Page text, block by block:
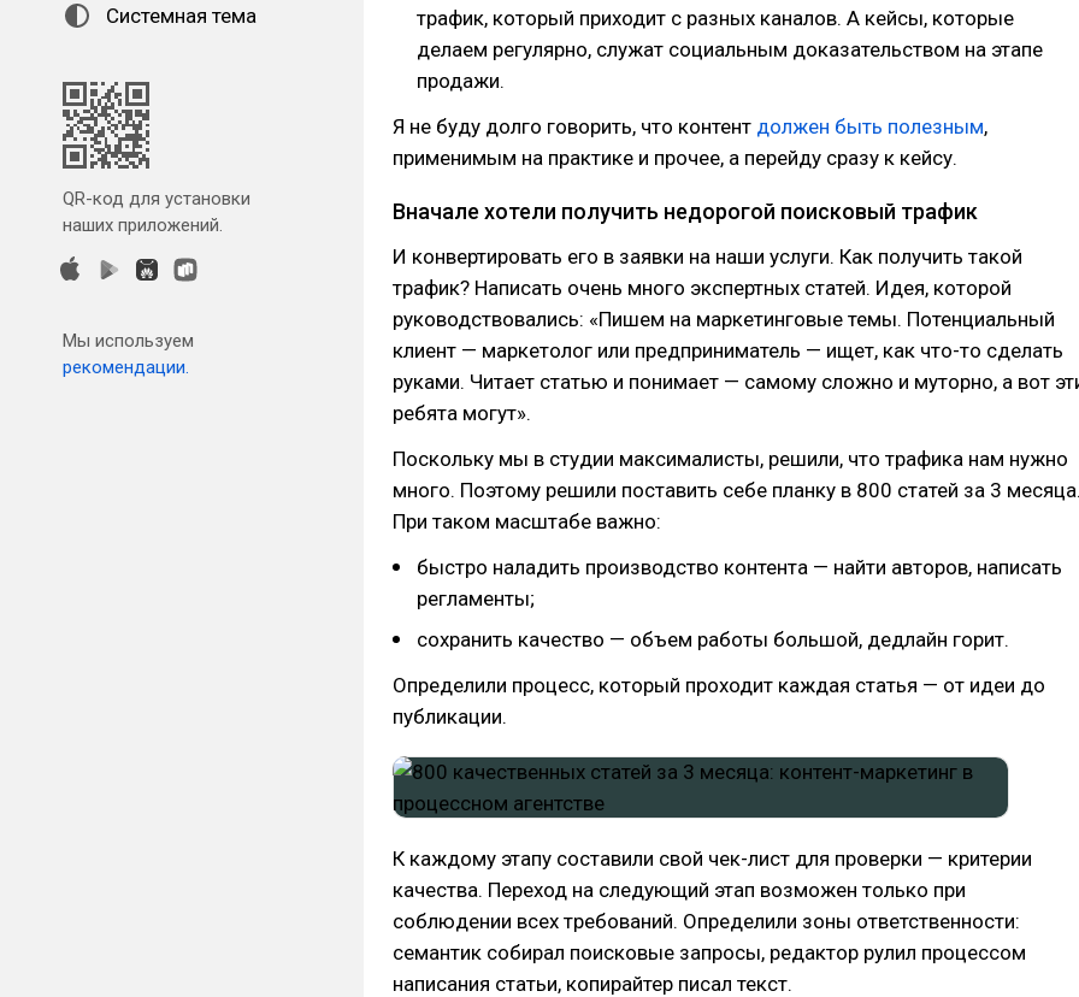
Системная тема
QR-код для установки
наших приложений.
Мы используем
рекомендации.
трафик, который приходит с разных каналов. А кейсы, которые
делаем регулярно, служат социальным доказательством на этапе
продажи.
Я не буду долго говорить, что контент должен быть полезным,
применимым на практике и прочее, а перейду сразу к кейсу.
Вначале хотели получить недорогой поисковый трафик
И конвертировать его в заявки на наши услуги. Как получить такой
трафик? Написать очень много экспертных статей. Идея, которой
руководствовались: «Пишем на маркетинговые темы. Потенциальный
клиент — маркетолог или предприниматель — ищет, как что-то сделать
руками. Читает статью и понимает — самому сложно и муторно, а вот
ребята могут».
Поскольку мы в студии максималисты, решили, что трафика нам нужно
много. Поэтому решили поставить себе планку в 800 статей за 3
При таком масштабе важно:
быстро наладить производство контента — найти авторов, написать
регламенты;
сохранить качество — объем работы большой, дедлайн горит.
Определили процесс, который проходит каждая статья — от идеи до
публикации.
К каждому этапу составили свой чек-лист для проверки — критерии
качества. Переход на следующий этап возможен только при
соблюдении всех требований. Определили зоны ответственности:
семантик собирал поисковые запросы, редактор рулил процессом
написания статьи, копирайтер писал текст.